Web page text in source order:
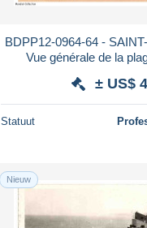
BDPP12-0964-64 -
Vue générale de la
± US$
Statuut
Nieuw